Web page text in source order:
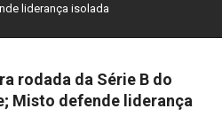
liderança isolada
rodada da Série B do
Misto defende liderança